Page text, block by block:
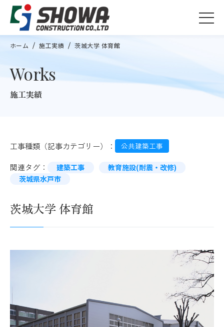
ホーム 施工実績 茨城大学 体育館
Works
施工実績
工事種類（記事カテゴリー）： 公共建築工事
関連タグ： 建築工事
教育施設(耐震・改修)
茨城県水戸市
茨城大学 体育館